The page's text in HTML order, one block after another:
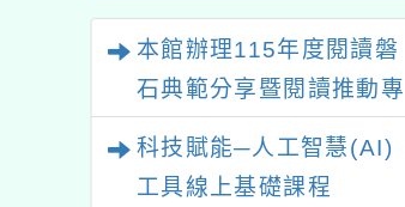
本館辦理115年度閱讀磐
石典範分享暨閱讀推動專
業研習
科技賦能─人工智慧(AI)
工具線上基礎課程